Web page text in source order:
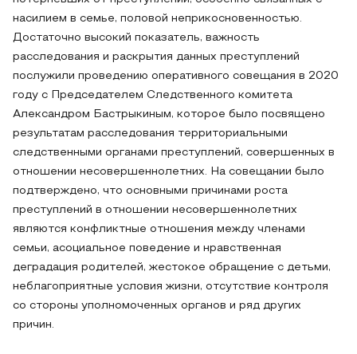
насилием в семье, половой неприкосновенностью.
Достаточно высокий показатель, важность
расследования и раскрытия данных преступлений
послужили проведению оперативного совещания в 2020
году с Председателем Следственного комитета
Александром Бастрыкиным, которое было посвящено
результатам расследования территориальными
следственными органами преступлений, совершенных в
отношении несовершеннолетних. На совещании было
подтверждено, что основными причинами роста
преступлений в отношении несовершеннолетних
являются конфликтные отношения между членами
семьи, асоциальное поведение и нравственная
деградация родителей, жестокое обращение с детьми,
неблагоприятные условия жизни, отсутствие контроля
со стороны уполномоченных органов и ряд других
причин.